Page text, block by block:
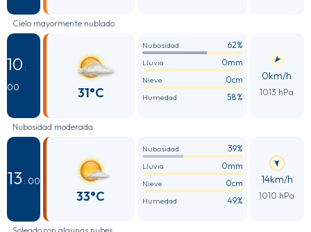
Cielo mayormente nublado
10 :
00
31°C
Nubosidad 62%
Lluvia 0mm
Nieve 0cm
Humedad 58%
0km/h
1013 hPa
Nubosidad moderada
13 : 00
33°C
Nubosidad 39%
Lluvia 0mm
Nieve 0cm
Humedad 49%
14km/h
1010 hPa